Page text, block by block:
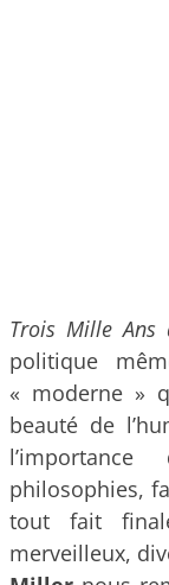
Trois Mille Ans
politique
« moderne »
beauté de
philosophies,
tout fait
merveilleux,